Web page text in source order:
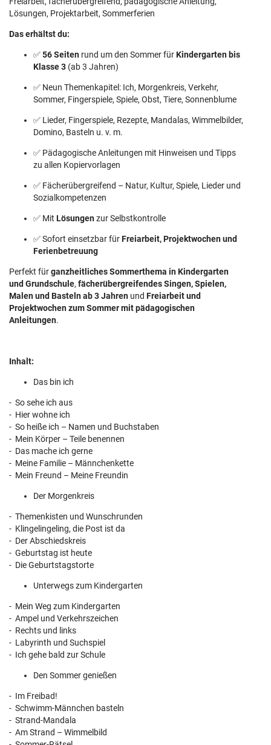
Lösungen, Projektarbeit, Sommerferien
Das erhältst du:
✅56 Seiten rund um den Sommer fürKindergarten bis
Klasse 3 (ab 3 Jahren)
✅ Neun Themenkapitel: Ich, Morgenkreis, Verkehr,
Sommer, Fingerspiele, Spiele, Obst, Tiere, Sonnenblume
✅ Lieder, Fingerspiele, Rezepte, Mandalas, Wimmelbilder,
Domino, Basteln u. v. m.
✅ Pädagogische Anleitungen mit Hinweisen und Tipps
zu allen Kopiervorlagen
✅ Fächerübergreifend – Natur, Kultur, Spiele, Lieder und
Sozialkompetenzen
✅ Mit Lösungenzur Selbstkontrolle
✅ Sofort einsetzbar fürFreiarbeit, Projektwochen und
Ferienbetreuung
Perfekt fürganzheitliches Sommerthema in Kindergarten
und Grundschule, fächerübergreifendes Singen, Spielen,
Malen und Basteln ab 3 Jahren und Freiarbeit und
Projektwochen zum Sommer mit pädagogischen
Anleitungen.
Inhalt:
Das bin ich
- So sehe ich aus
- Hier wohne ich
- So heiße ich – Namen und Buchstaben
- Mein Körper – Teile benennen
- Das mache ich gerne
- Meine Familie – Männchenkette
- Mein Freund – Meine Freundin
Der Morgenkreis
- Themenkisten und Wunschrunden
- Klingelingeling, die Post ist da
- Der Abschiedskreis
- Geburtstag ist heute
- Die Geburtstagstorte
Unterwegs zum Kindergarten
- Mein Weg zum Kindergarten
- Ampel und Verkehrszeichen
- Rechts und links
- Labyrinth und Suchspiel
- Ich gehe bald zur Schule
Den Sommer genießen
- Im Freibad!
- Schwimm-Männchen basteln
- Strand-Mandala
- Am Strand – Wimmelbild